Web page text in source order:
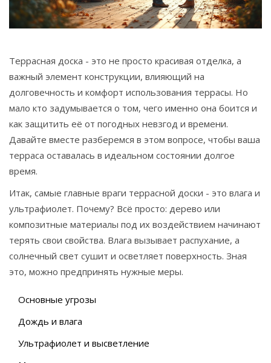
Связаться
Террасная доска - это не просто красивая отделка, а
важный элемент конструкции, влияющий на
долговечность и комфорт использования террасы. Но
мало кто задумывается о том, чего именно она боится и
как защитить её от погодных невзгод и времени.
Давайте вместе разберемся в этом вопросе, чтобы ваша
терраса оставалась в идеальном состоянии долгое
время.
Итак, самые главные враги террасной доски - это влага и
ультрафиолет. Почему? Всё просто: дерево или
композитные материалы под их воздействием начинают
терять свои свойства. Влага вызывает распухание, а
солнечный свет сушит и осветляет поверхность. Зная
это, можно предпринять нужные меры.
Основные угрозы
Дождь и влага
Ультрафиолет и высветление